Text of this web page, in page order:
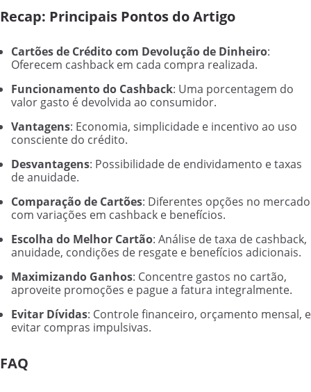
Recap: Principais Pontos do Artigo
Cartões de Crédito com Devolução de Dinheiro:
Oferecem cashback em cada compra realizada.
Funcionamento do Cashback: Uma porcentagem do
valor gasto é devolvida ao consumidor.
Vantagens: Economia, simplicidade e incentivo ao uso
consciente do crédito.
Desvantagens: Possibilidade de endividamento e taxas
de anuidade.
Comparação de Cartões: Diferentes opções no mercado
com variações em cashback e benefícios.
Escolha do Melhor Cartão: Análise de taxa de cashback,
anuidade, condições de resgate e benefícios adicionais.
Maximizando Ganhos: Concentre gastos no cartão,
aproveite promoções e pague a fatura integralmente.
Evitar Dívidas: Controle financeiro, orçamento mensal, e
evitar compras impulsivas.
FAQ